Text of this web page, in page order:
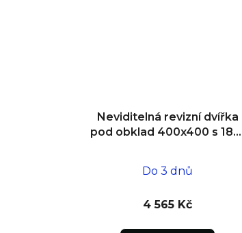
Neviditelná revizní dvířka
pod obklad 400x400 s 180°
Do 3 dnů
4 565 Kč